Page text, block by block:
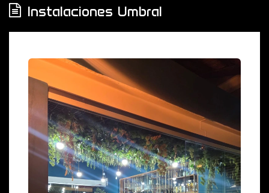
Instalaciones Umbral